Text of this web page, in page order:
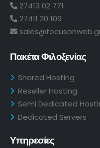
27413 02 771
27411 20 109
Πακέτα Φιλοξενίας
Shared Hosting
Reseller Hosting
Semi Dedicated
Dedicated Servers
Υπηρεσίες